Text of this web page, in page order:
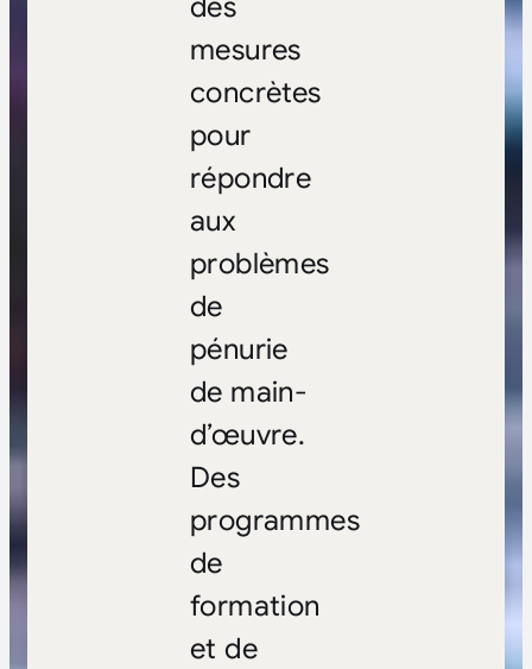
des
mesures
concrètes
pour
répondre
aux
problèmes
de
pénurie
de main-
d’œuvre.
Des
programmes
de
formation
et de